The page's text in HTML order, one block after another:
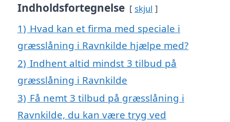
Indholdsfortegnelse skjul
1) Hvad kan et firma med speciale i
græsslåning i Ravnkilde hjælpe med?
2) Indhent altid mindst 3 tilbud på
græsslåning i Ravnkilde
3) Få nemt 3 tilbud på græsslåning i
Ravnkilde, du kan være tryg ved